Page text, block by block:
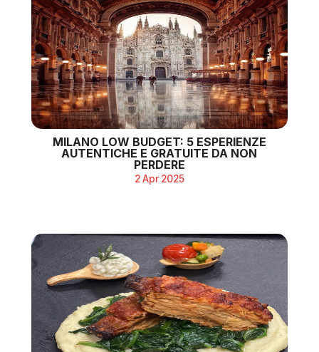
MILANO LOW BUDGET: 5 ESPERIENZE
AUTENTICHE E GRATUITE DA NON
PERDERE
2 Apr 2025